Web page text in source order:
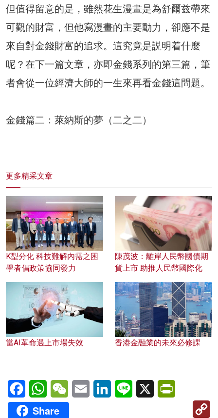
但值得留意的是，雖然花生漫畫是為舒爾兹帶來
可觀的財富，但他寫漫畫的主要動力，卻應不是
來自對金錢財富的追求。這究竟是説明着什麼
呢？在下一篇文章，亦即金錢系列的第三篇，筆
者會從一位經濟大師的一生來再看金錢這問題。
金錢篇二：萊納斯的夢（二之二）
更多精采文章
K型分化 科技難解內需之困
學者倡政策協同發力
陳茂波：離岸人民幣國債期
貨上市 助推人民幣國際化
當AI革命遇上市場失效 香港金融業的未來必修課
FacebookWhatsAppWeChatEmail LinkedInLine X
Share